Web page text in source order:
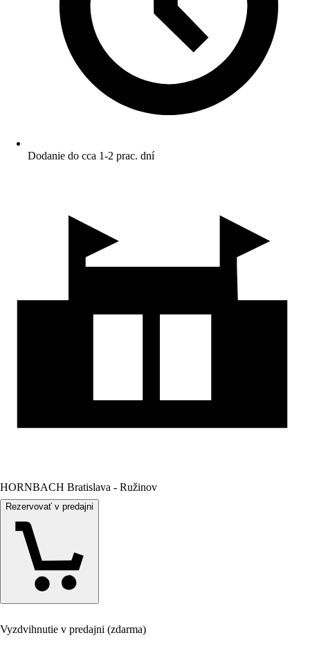
Dodanie do cca 1-2 prac. dní
HORNBACH Bratislava - Ružinov
Rezervovať v predajni
Vyzdvihnutie v predajni (zdarma)